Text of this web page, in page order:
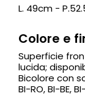
L. 49cm -
Colore e
Superficie
lucida;
Bicolore con
BI-RO, BI-BE,